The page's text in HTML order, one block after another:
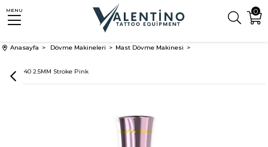
0
MENU
Anasayfa Dövme Makineleri Mast Dövme Makinesi
Mast P40 2.5MM Stroke Pink